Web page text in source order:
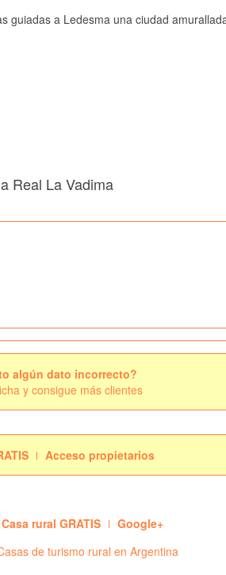
guiadas a Ledesma una ciudad
Real La Vadima
algún dato incorrecto?
y consigue más clientes
Acceso propietarios
rural GRATIS
Google+
de turismo rural en Argentina